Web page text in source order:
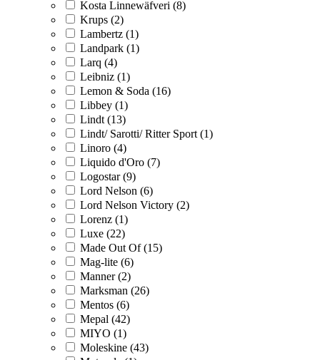
Kosta Linnewäfveri (8)
Krups (2)
Lambertz (1)
Landpark (1)
Larq (4)
Leibniz (1)
Lemon & Soda (16)
Libbey (1)
Lindt (13)
Lindt/ Sarotti/ Ritter Sport (1)
Linoro (4)
Liquido d'Oro (7)
Logostar (9)
Lord Nelson (6)
Lord Nelson Victory (2)
Lorenz (1)
Luxe (22)
Made Out Of (15)
Mag-lite (6)
Manner (2)
Marksman (26)
Mentos (6)
Mepal (42)
MIYO (1)
Moleskine (43)